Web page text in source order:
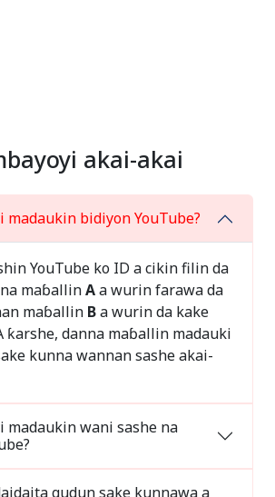
akai-akai
madaukin bidiyon YouTube?
YouTube ko ID a cikin filin da
maɓallinAa wurin farawa da
maɓallin Ba wurin da kake
ƙarshe, danna maɓallin madauki
kunna wannan sashe akai-
madaukin wani sashe na
gudun sake kunnawa a